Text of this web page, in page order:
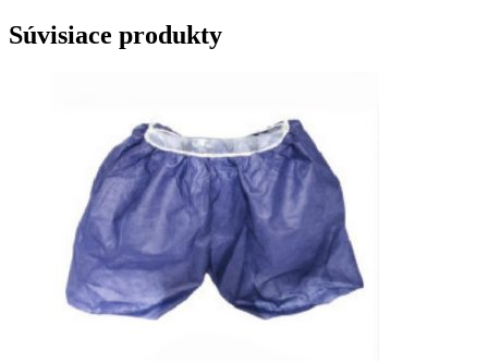
Súvisiace produkty